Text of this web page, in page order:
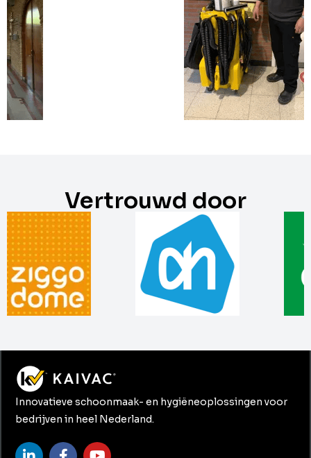
Vertrouwd door
Innovatieve schoonmaak- en hygiëneoplossingen voor
bedrijven in heel Nederland.